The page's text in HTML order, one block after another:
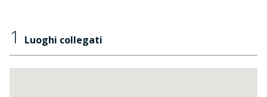
1 Luoghi collegati